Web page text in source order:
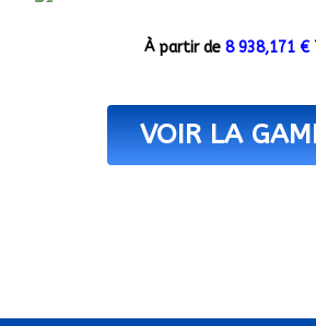
À partir de 8 938,171 €
VOIR LA